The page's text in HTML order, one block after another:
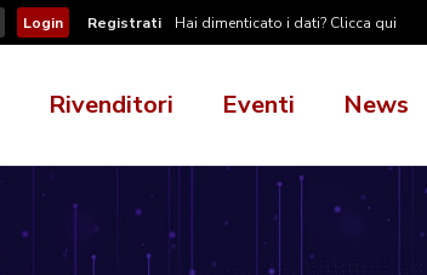
Registrati Hai dimenticato i dati? Clicca qui
Rivenditori Eventi News